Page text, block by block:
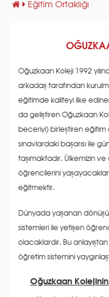
Eğitim Ortaklığı
Oğuzkaan Koleji 1992
arkadaş tarafından
eğitimde kaliteyi ilke
da geliştiren Oğuzkaan
beceriyi) birleştiren eğitim
sınavlardaki başarısı ile
taşımaktadır. Ülkemizin
öğrencilerini
eğitmektir.
Dünyada yaşanan
sistemleri ile yetişen
olacaklardır. Bu
öğretim sistemini
Oğuzkaan Kolejinin